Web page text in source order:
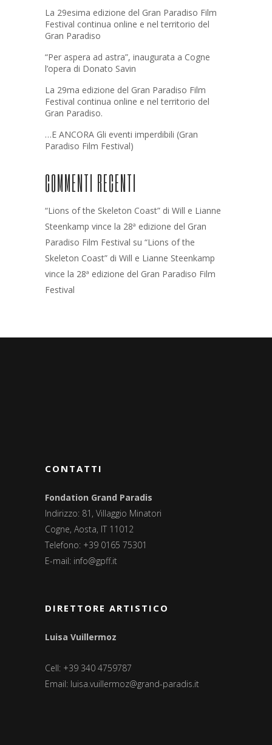
La 29esima edizione del Gran Paradiso Film
Festival continua online e nel territorio del
Gran Paradiso
“Per aspera ad astra”, inaugurata a Cogne
l’opera di Donato Savin
La 29ma edizione del Gran Paradiso Film
Festival continua online e nel territorio del
Gran Paradiso.
…E ANCORA Gli eventi imperdibili (Gran
Paradiso Film Festival)
COMMENTI RECENTI
“Lions of the Skeleton Coast” di Will e Lianne
Steenkamp vince la 28ª edizione del Gran
Paradiso Film Festival su “Lions of the
Skeleton Coast” di Will e Lianne Steenkamp
vince la 28ª edizione del Gran Paradiso Film
Festival
CONTATTI
Fondation Grand Paradis
Indirizzo: 81, Villaggio Minatori
Cogne, Aosta, IT 11012
Telefono: +39 0165 75301
E-mail: info@gpff.it
DIRETTORE ARTISTICO
Luisa Vuillermoz
Cell: +39 340 4759787
Email: luisa.vuillermoz@grand-paradis.it